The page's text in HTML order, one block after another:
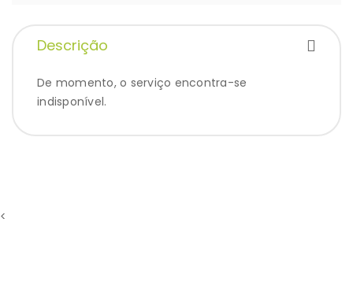
Descrição
De momento, o serviço encontra-se
indisponível.
<